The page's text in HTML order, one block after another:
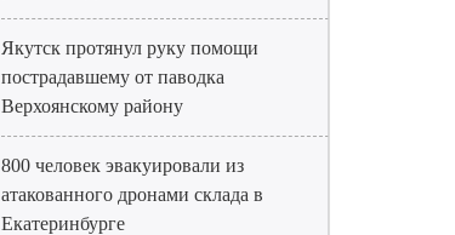
Якутск протянул руку помощи
пострадавшему от паводка
Верхоянскому району
800 человек эвакуировали из
атакованного дронами склада в
Екатеринбурге